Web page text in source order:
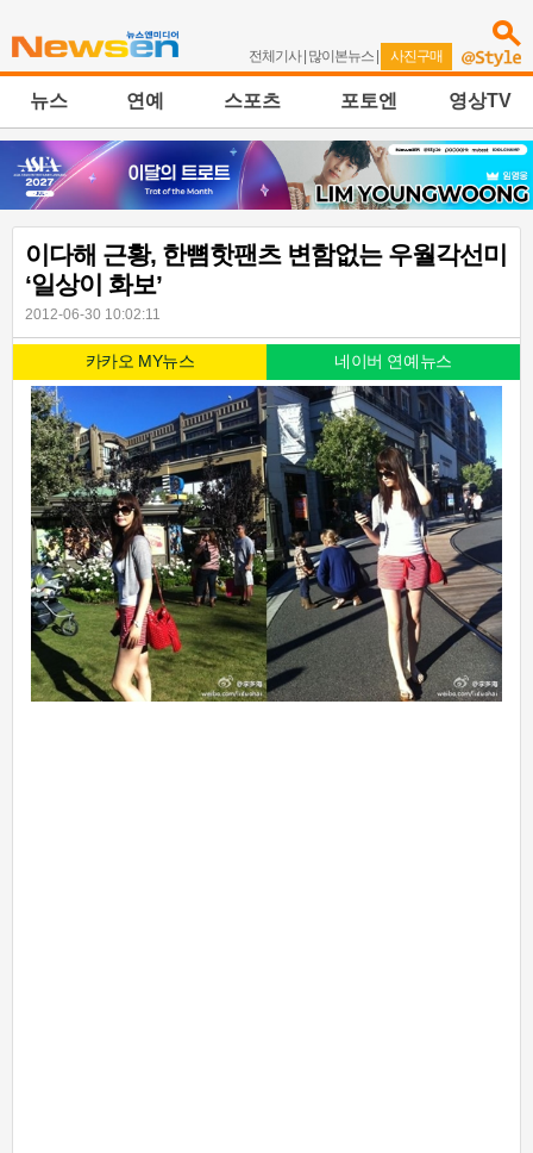
전체기사| 많이본뉴스 | 사진구매
뉴스 연예 스포츠 포토엔 영상TV
이다해 근황, 한뼘핫팬츠 변함없는 우월각선미
‘일상이 화보’
2012-06-30 10:02:11
카카오 MY뉴스 네이버 연예뉴스